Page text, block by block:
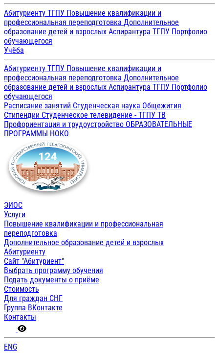
Абитуриенту ТГПУ Повышение квалификации и
профессиональная переподготовка Дополнительное
образование детей и взрослых Аспирантура ТГПУ Портфолио
обучающегося
Учёба
Абитуриенту ТГПУ Повышение квалификации и
профессиональная переподготовка Дополнительное
образование детей и взрослых Аспирантура ТГПУ Портфолио
обучающегося
Расписание занятий Студенческая наука Общежития
Стипендии Студенческое телевидение - ТГПУ ТВ
Профориентация и трудоустройство ОБРАЗОВАТЕЛЬНЫЕ
ПРОГРАММЫ НОКО
ЭИОС
Услуги
Повышение квалификации и профессиональная
переподготовка
Дополнительное образование детей и взрослых
Абитуриенту
Сайт "Абитуриент"
Выбрать программу обучения
Подать документы о приёме
Стоимость
Для граждан СНГ
Группа ВКонтакте
Контакты
ENG